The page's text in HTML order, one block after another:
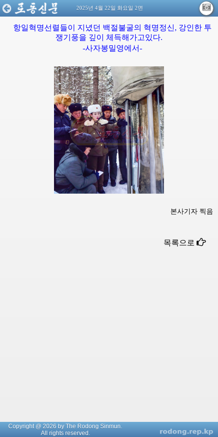
2025년 4월 22일 화요일 2면
항일혁명선렬들이 지녔던 백절불굴의 혁명정신, 강인한 투
쟁기풍을 깊이 체득해가고있다.
-사자봉밀영에서-
본사기자 찍음
목록으로
Copyright @ 2026 by The Rodong Sinmun.
All rights reserved.